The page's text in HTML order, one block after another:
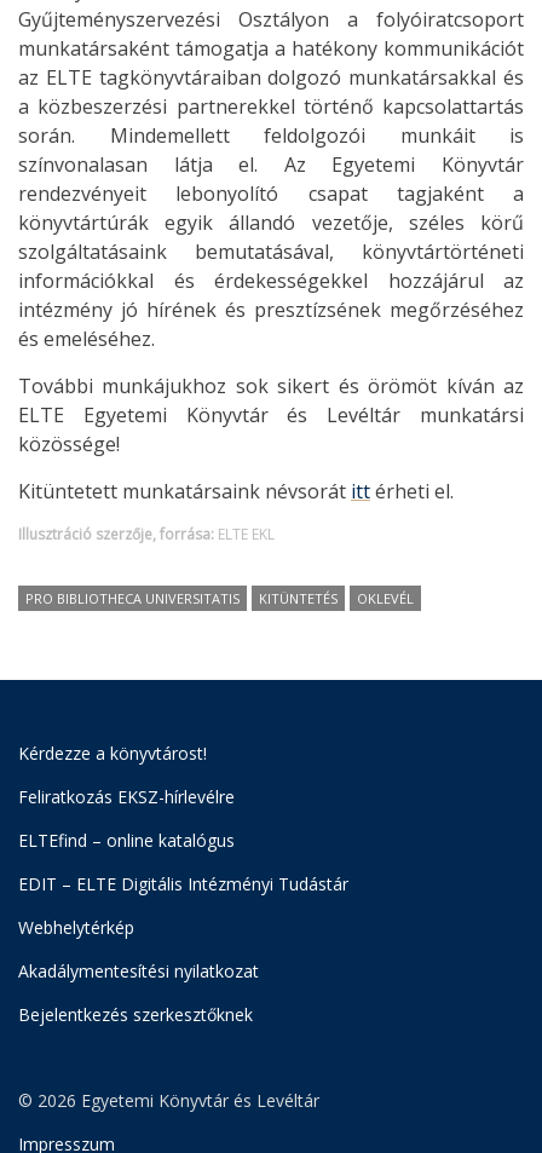
Gyűjteményszervezési Osztályon a folyóiratcsoport
munkatársaként támogatja a hatékony kommunikációt
az ELTE tagkönyvtáraiban dolgozó munkatársakkal és
a közbeszerzési partnerekkel történő kapcsolattartás
során. Mindemellett feldolgozói munkáit is
színvonalasan látja el. Az Egyetemi Könyvtár
rendezvényeit lebonyolító csapat tagjaként a
könyvtártúrák egyik állandó vezetője, széles körű
szolgáltatásaink bemutatásával, könyvtártörténeti
információkkal és érdekességekkel hozzájárul az
intézmény jó hírének és presztízsének megőrzéséhez
és emeléséhez.
További munkájukhoz sok sikert és örömöt kíván az
ELTE Egyetemi Könyvtár és Levéltár munkatársi
közössége!
Kitüntetett munkatársaink névsorát ittérheti el.
Illusztráció szerzője, forrása: ELTE EKL
PRO BIBLIOTHECA UNIVERSITATIS KITÜNTETÉS OKLEVÉL
Kérdezze a könyvtárost!
Feliratkozás EKSZ-hírlevélre
ELTEfind – online katalógus
EDIT – ELTE Digitális Intézményi Tudástár
Webhelytérkép
Akadálymentesítési nyilatkozat
Bejelentkezés szerkesztőknek
© 2026 Egyetemi Könyvtár és Levéltár
Impresszum